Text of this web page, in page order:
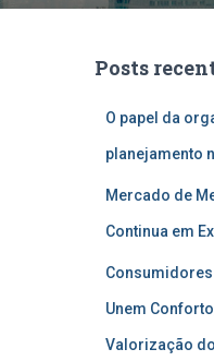
Posts
O papel da
planejamento
Mercado de
Continua em
Unem
Valorização